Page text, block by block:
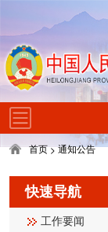
首页>通知公告
快速导航
工作要闻